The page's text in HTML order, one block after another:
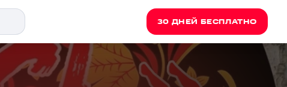
30 ДНЕЙ БЕСПЛАТНО